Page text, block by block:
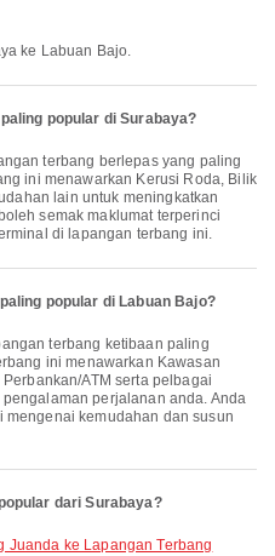
ke Labuan Bajo.
popular di Surabaya?
terbang berlepas yang paling
ini menawarkan Kerusi Roda, Bilik
lain untuk meningkatkan
semak maklumat terperinci
di lapangan terbang ini.
popular di Labuan Bajo?
terbang ketibaan paling
ini menawarkan Kawasan
ATM serta pelbagai
perjalanan anda. Anda
mengenai kemudahan dan susun
dari Surabaya?